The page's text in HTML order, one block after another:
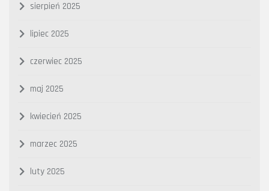
sierpień 2025
lipiec 2025
czerwiec 2025
maj 2025
kwiecień 2025
marzec 2025
luty 2025